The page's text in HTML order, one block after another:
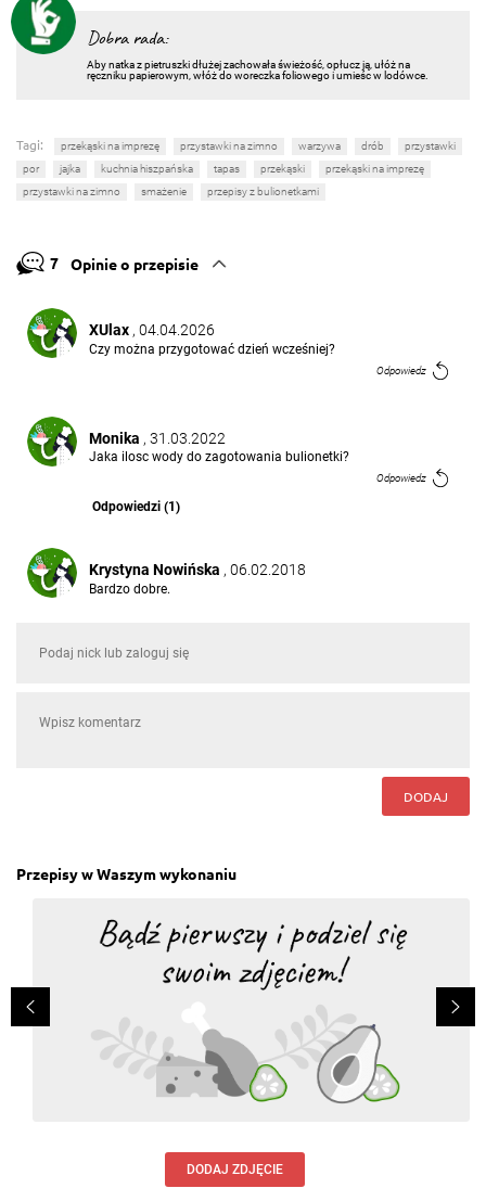
Dobra rada:
Aby natka z pietruszki dłużej zachowała świeżość, opłucz ją, ułóż na
ręczniku papierowym, włóż do woreczka foliowego i umieśc w lodówce.
Tagi: przekąski na imprezę przystawki na zimno warzywa drób
przystawki
por
jajka kuchnia hiszpańska tapas przekąski
przekąski na imprezę
przystawki na zimno
smażenie przepisy z bulionetkami
7 Opinie o przepisie
XUlax , 04.04.2026
Czy można przygotować dzień wcześniej?
Odpowiedz
Monika , 31.03.2022
Jaka ilosc wody do zagotowania bulionetki?
Odpowiedz
Odpowiedzi (1)
Krystyna Nowińska , 06.02.2018
Bardzo dobre.
najlepiej je podawać? Czy mogą być przygowane w
Odpowiedzi (1)
DODAJ
Przepisy w Waszym wykonaniu
DODAJ ZDJĘCIE